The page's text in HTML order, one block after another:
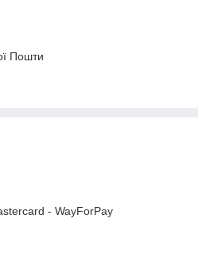
Пошти
- WayForPay